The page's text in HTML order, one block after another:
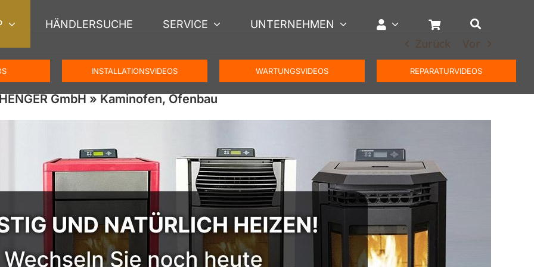
HÄNDLERSUCHE SERVICE UNTERNEHMEN
INSTALLATIONSVIDEOS WARTUNGSVIDEOS REPARATURVIDEOS
Zurück Vor
GmbH » Kaminofen, Ofenbau